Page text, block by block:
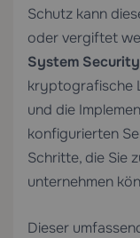
Schutz kann
oder vergiftet
System
kryptografische
und die
konfigurierten
Schritte, die Sie
unternehmen
Dieser